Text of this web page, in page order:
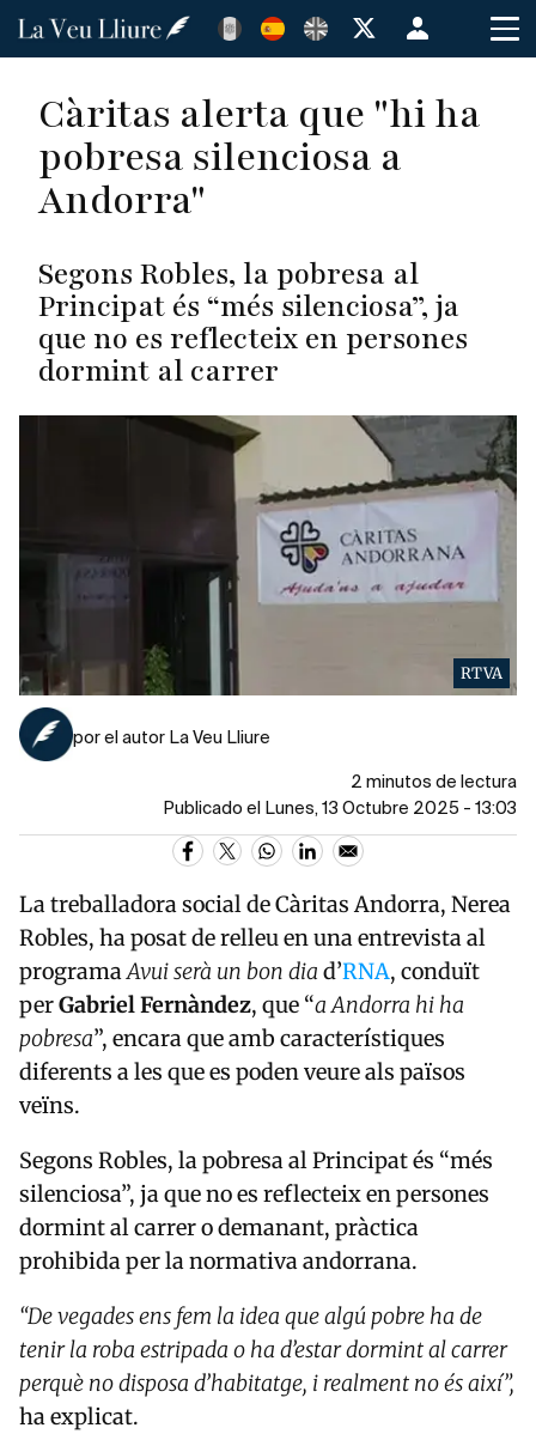
Pasar
principal
Menú
de
cuenta
de
Càritas alerta que "hi ha
pobresa silenciosa a
Andorra"
Segons Robles, la pobresa al
Principat és “més silenciosa”, ja
que no es reflecteix en persones
dormint al carrer
RTVA
por el autor La Veu Lliure
2 minutos de lectura
Publicado el Lunes, 13 Octubre 2025 - 13:03
La treballadora social de Càritas Andorra, Nerea
Robles, ha posat de relleu en una entrevista al
programaAvui serà un bon dia d’RNA, conduït
perGabriel Fernàndez, que “a Andorra hi ha
pobresa”, encara que amb característiques
diferents a les que es poden veure als països
veïns.
Segons Robles, la pobresa al Principat és “més
silenciosa”, ja que no es reflecteix en persones
dormint al carrer o demanant, pràctica
prohibida per la normativa andorrana.
“De vegades ens fem la idea que algú pobre ha de
tenir la roba estripada o ha d’estar dormint al carrer
perquè no disposa d’habitatge, i realment no és així”,
ha explicat.